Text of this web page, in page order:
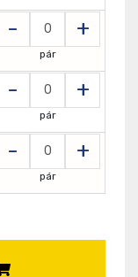
- +
pár
- +
pár
- +
pár